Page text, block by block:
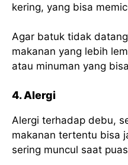
kering, yang bisa
Agar batuk tidak
makanan yang lebih
atau minuman yang
4. Alergi
Alergi terhadap debu,
makanan tertentu bisa
sering muncul saat